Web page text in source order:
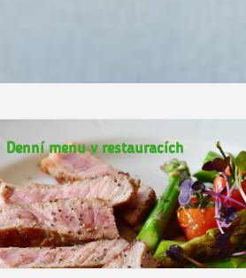
Denní menu v restauracích